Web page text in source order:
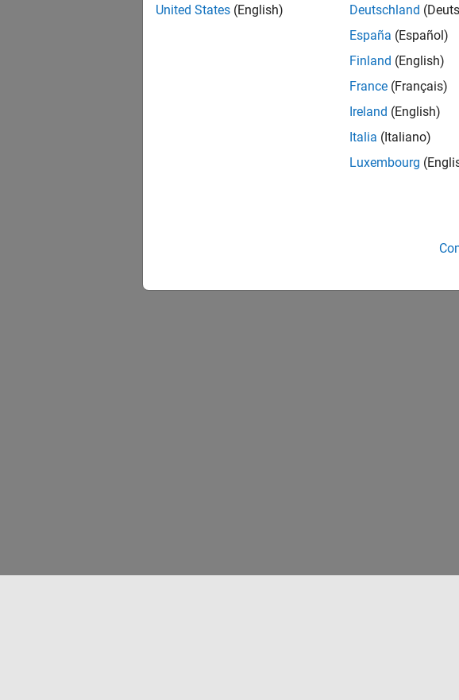
United States (English)
Deutschland
España (Español)
Finland (English)
France (Français)
Ireland (English)
Italia (Italiano)
Luxembourg